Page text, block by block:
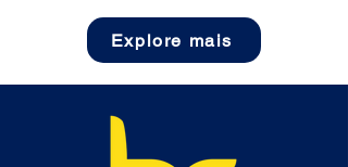
Explore mais